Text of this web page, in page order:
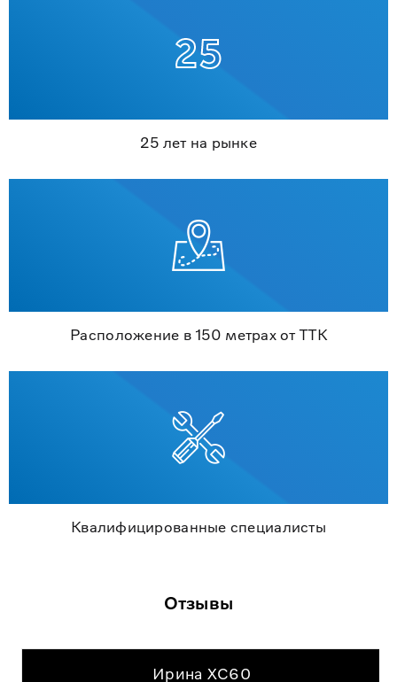
25 лет на рынке
Расположение в 150 метрах от ТТК
Квалифицированные специалисты
Отзывы
Ирина XC60